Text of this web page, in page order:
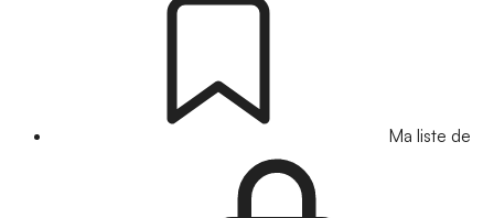
Ma liste de